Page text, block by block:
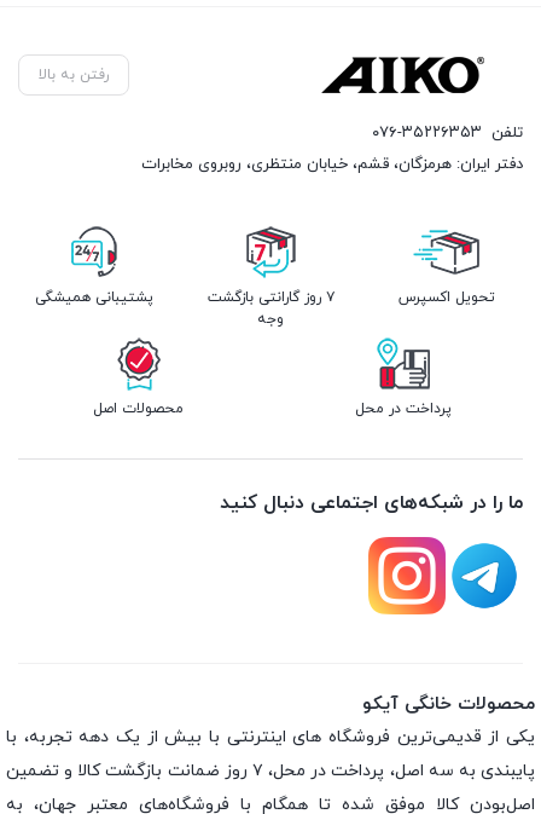
رفتن به بالا
تلفن ۰۷۶-۳۵۲۲۶۳۵۳
دفتر ایران: هرمزگان، قشم، خیابان منتظری، روبروی مخابرات
تحویل اکسپرس
۷ روز گارانتی بازگشت
وجه
پشتیبانی همیشگی
پرداخت در محل محصولات اصل
ما را در شبکه‌های اجتماعی دنبال کنید
محصولات خانگی آیکو
یکی از قدیمی‌ترین فروشگاه های اینترنتی با بیش از یک دهه تجربه، با
پایبندی به سه اصل، پرداخت در محل، ۷ روز ضمانت بازگشت کالا و تضمین
اصل‌بودن کالا موفق شده تا همگام با فروشگاه‌های معتبر جهان، به